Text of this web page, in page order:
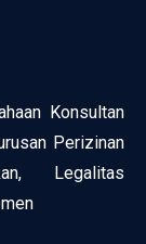
Konsultan
Perizinan
Legalitas